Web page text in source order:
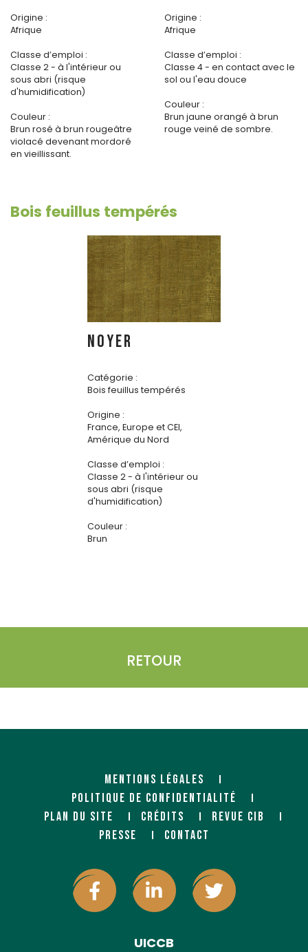
Origine :
Afrique
Classe d’emploi :
Classe 2 - à l'intérieur ou
sous abri (risque
d'humidification)
Couleur :
Brun rosé à brun rougeâtre
violacé devenant mordoré
en vieillissant.
Origine :
Afrique
Classe d’emploi :
Classe 4 - en contact avec le
sol ou l'eau douce
Couleur :
Brun jaune orangé à brun
rouge veiné de sombre.
Bois feuillus tempérés
NOYER
Catégorie :
Bois feuillus tempérés
Origine :
France, Europe et CEI,
Amérique du Nord
Classe d’emploi :
Classe 2 - à l'intérieur ou
sous abri (risque
d'humidification)
Couleur :
Brun
RETOUR
MENTIONS LÉGALES
POLITIQUE DE CONFIDENTIALITÉ
PLAN DU SITE
CRÉDITS
REVUE CIB
PRESSE
CONTACT
UICCB